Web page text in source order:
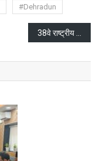
#Dehradun
38वे राष्ट्रीय खेलों से खिला होटल इंडस्ट्री का चेहरा